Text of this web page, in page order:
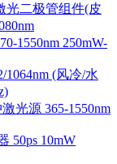
光二极管组件(皮
1550nm 250mW-
(风冷/水
光源 365-1550nm
50ps 10mW